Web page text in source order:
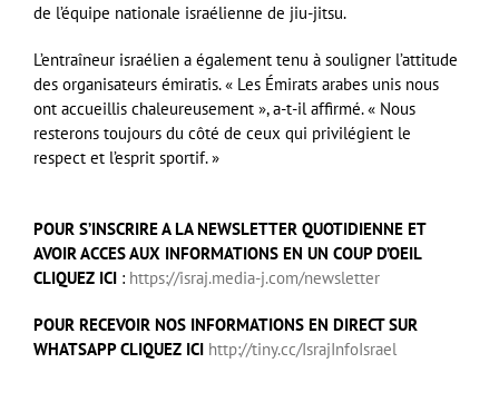
de l’équipe nationale israélienne de jiu-jitsu.
L’entraîneur israélien a également tenu à souligner l’attitude
des organisateurs émiratis. « Les Émirats arabes unis nous
ont accueillis chaleureusement », a-t-il affirmé. « Nous
resterons toujours du côté de ceux qui privilégient le
respect et l’esprit sportif. »
POUR S’INSCRIRE A LA NEWSLETTER QUOTIDIENNE ET
AVOIR ACCES AUX INFORMATIONS EN UN COUP D’OEIL
CLIQUEZ ICI : https://israj.media-j.com/newsletter
POUR RECEVOIR NOS INFORMATIONS EN DIRECT SUR
WHATSAPP CLIQUEZ ICI http://tiny.cc/IsrajInfoIsrael